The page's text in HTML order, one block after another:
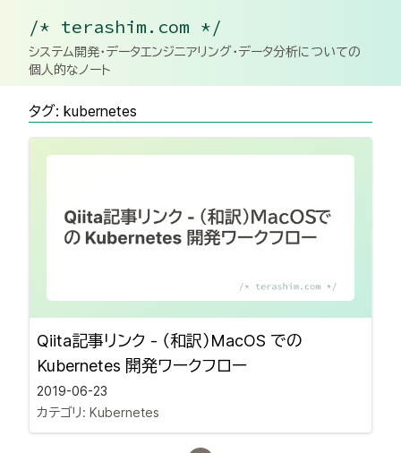
/* terashim.com */
システム開発・データエンジニアリング・データ分析についての
個人的なノート
タグ: kubernetes
Qiita記事リンク - （和訳）MacOS での
Kubernetes 開発ワークフロー
2019-06-23
カテゴリ: Kubernetes